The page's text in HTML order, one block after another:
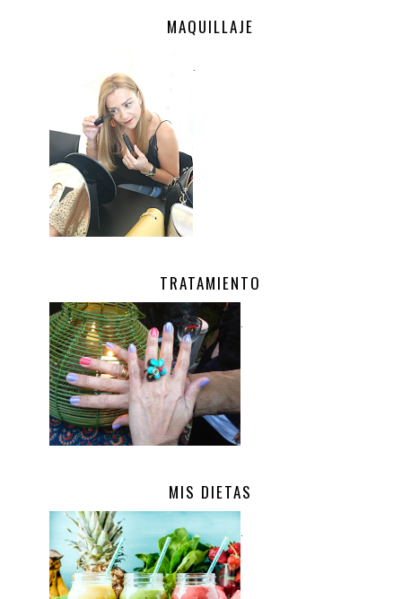
MAQUILLAJE
TRATAMIENTO
MIS DIETAS